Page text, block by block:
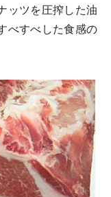
ッツを圧搾した油
べすべした食感の